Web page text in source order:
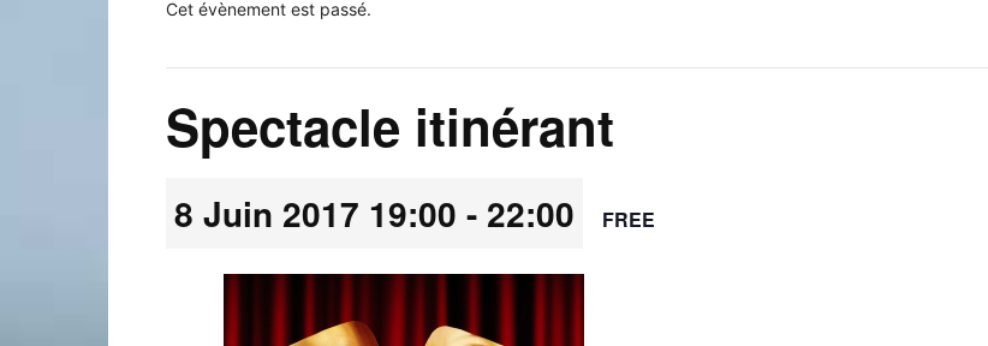
Laconnex
Cet évènement est passé.
Spectacle itinérant
8 Juin 2017 19:00 -22:00 FREE